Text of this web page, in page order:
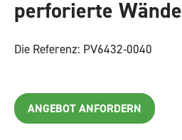
perforierte Wände
Die Referenz: PV6432-0040
ANGEBOT ANFORDERN